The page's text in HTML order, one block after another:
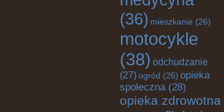
(36) mieszkanie (26)
motocykle
(38) odchudzanie
(27) ogród (26) opieka
społeczna(28)
opieka zdrowotna